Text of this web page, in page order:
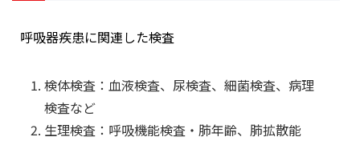
呼吸器疾患に関連した検査
検体検査：血液検査、尿検査、細菌検査、病理
検査など
生理検査：呼吸機能検査・肺年齢、肺拡散能